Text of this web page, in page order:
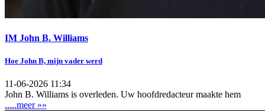
IM John B. Williams
Hoe John B, mijn vader werd
11-06-2026 11:34
John B. Williams is overleden. Uw hoofdredacteur maakte hem
.....meer »»